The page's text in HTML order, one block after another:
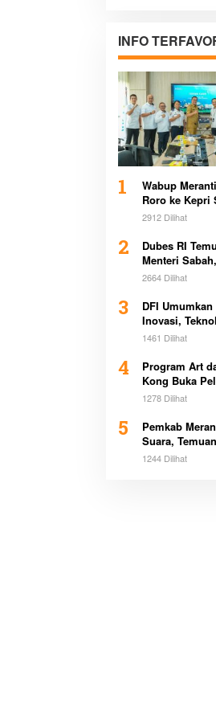
INFO
1
Wabup
Roro ke Kepri
Beroperasi
2912 Dilihat
2
Dubes RI
Menteri
Washliyah Beri
2664 Dilihat
3
DFI
Inovasi,
Kurangi Emisi
1461 Dilihat
4
Program Art
Kong Buka
Beasiswa
1278 Dilihat
5
Pemkab
Suara,
Miliar Sudah
1244 Dilihat